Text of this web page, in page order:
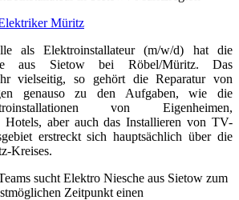
als Elektroinstallateur (m/w/d) hat die
aus Sietow bei Röbel/Müritz. Das
vielseitig, so gehört die Reparatur von
genauso zu den Aufgaben, wie die
von Eigenheimen,
Hotels, aber auch das Installieren von TV-
erstreckt sich hauptsächlich über die
Kreises.
sucht Elektro Niesche aus Sietow zum
Zeitpunkt einen